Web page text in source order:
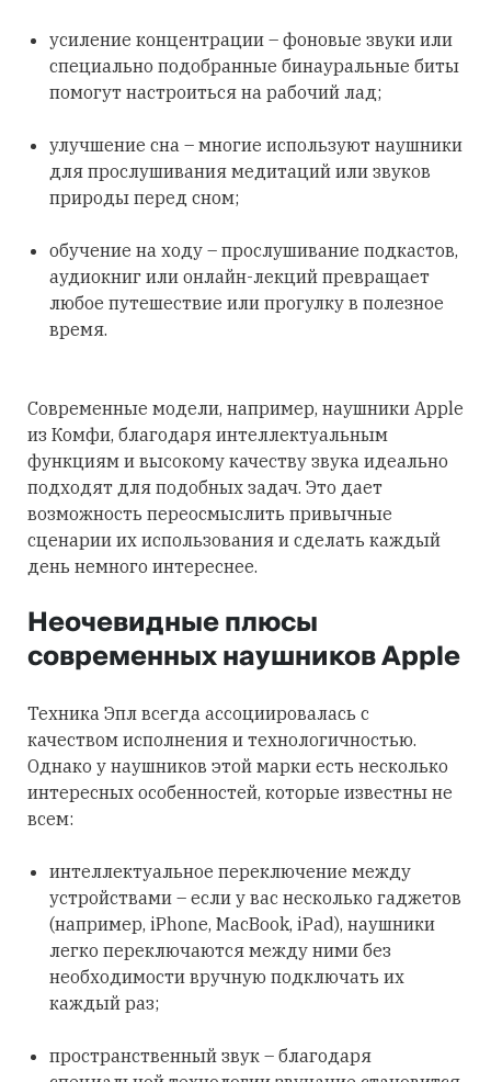
усиление концентрации – фоновые звуки или
специально подобранные бинауральные биты
помогут настроиться на рабочий лад;
улучшение сна – многие используют наушники
для прослушивания медитаций или звуков
природы перед сном;
обучение на ходу – прослушивание подкастов,
аудиокниг или онлайн-лекций превращает
любое путешествие или прогулку в полезное
время.
Современные модели, например, наушники Apple
из Комфи, благодаря интеллектуальным
функциям и высокому качеству звука идеально
подходят для подобных задач. Это дает
возможность переосмыслить привычные
сценарии их использования и сделать каждый
день немного интереснее.
Неочевидные плюсы
современных наушников Apple
Техника Эпл всегда ассоциировалась с
качеством исполнения и технологичностью.
Однако у наушников этой марки есть несколько
интересных особенностей, которые известны не
всем:
интеллектуальное переключение между
устройствами – если у вас несколько гаджетов
(например, iPhone, MacBook, iPad), наушники
легко переключаются между ними без
необходимости вручную подключать их
каждый раз;
пространственный звук – благодаря